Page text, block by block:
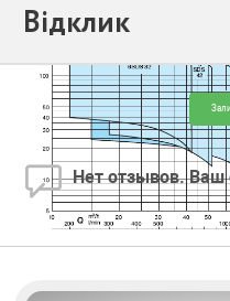
Відклик
Нет отзывов.